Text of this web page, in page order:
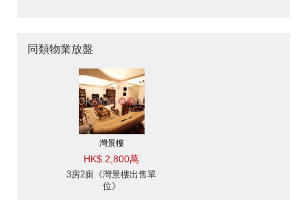
同類物業放盤
灣景樓
HK$ 2,800萬
3房2廁《灣景樓出售單
位》